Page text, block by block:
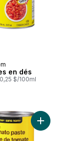
en dés
$/100ml
au panier
Ajouter